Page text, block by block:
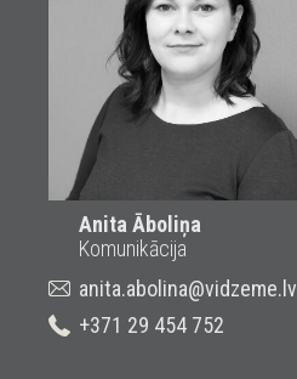
Anita Āboliņa
Komunikācija
anita.abolina@vidzeme.lv
+371 29 454 752